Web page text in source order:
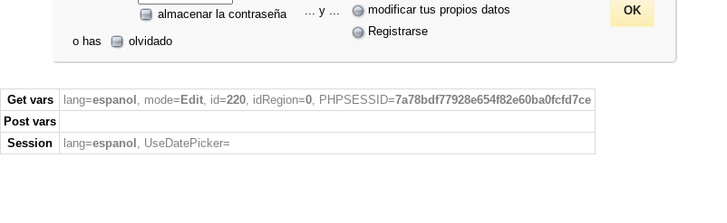
almacenar la contraseña
o has
olvidado
... y ...
modificar tus propios datos
Registrarse
Get vars lang=espanol , mode= Edit, id=220, idRegion=0, PHPSESSID=7a78bdf77928e654f82e60ba0fcfd7ce
Post vars
Session
lang=espanol , UseDatePicker=